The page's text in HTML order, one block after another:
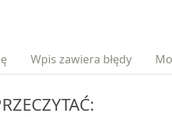
Wpis zawiera błędy